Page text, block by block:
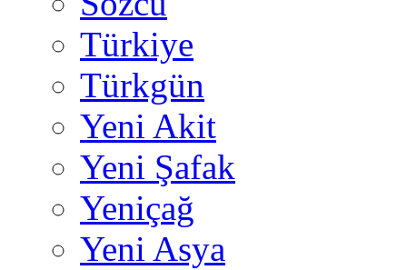
Türkiye
Türkgün
Yeni Akit
Yeni Şafak
Yeniçağ
Yeni Asya